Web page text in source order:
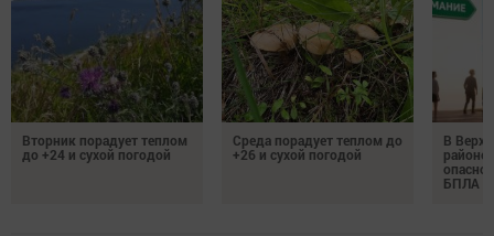
Вторник порадует теплом
до +24 и сухой погодой
Среда порадует теплом до
+26 и сухой погодой
В
районе
БПЛА